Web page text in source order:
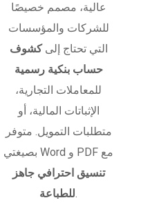
عالية، مصمم خصيصًا
للشركات والمؤسسات
التي تحتاج إلىكشوف
حساب بنكية رسمية
للمعاملات التجارية،
الإثباتات المالية، أو
متطلبات التمويل. متوفر
بصيغتي Word و PDF مع
تنسيق احترافي جاهز
للطباعة.